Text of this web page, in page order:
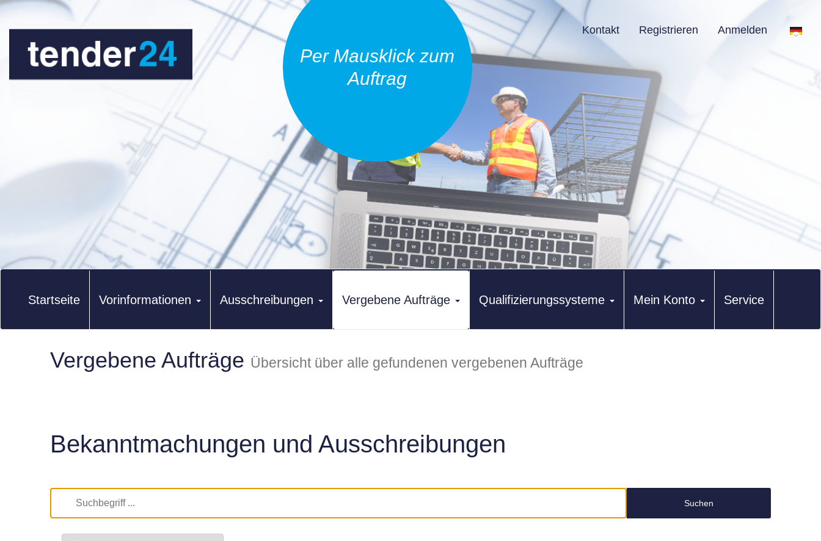
Per Mausklick zum
Auftrag
Kontakt Registrieren Anmelden
Startseite Vorinformationen Ausschreibungen Vergebene Aufträge Qualifizierungssysteme Mein Konto Service
Vergebene Aufträge Übersicht über alle gefundenen vergebenen Aufträge
Bekanntmachungen und Ausschreibungen
Suchen